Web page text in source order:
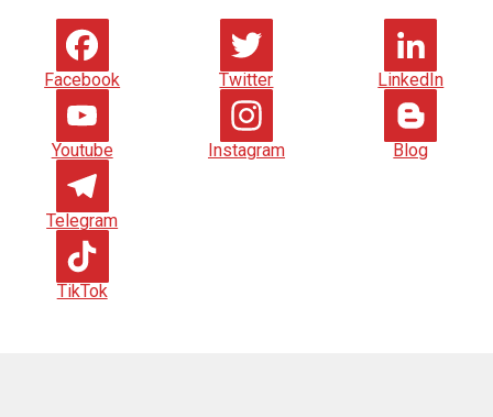
Facebook Twitter LinkedIn
Youtube Instagram Blog
Telegram
TikTok